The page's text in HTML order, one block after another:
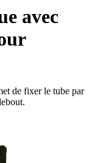
avec
de fixer le tube par